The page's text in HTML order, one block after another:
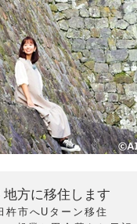
方に移住します
杵市へUターン移住